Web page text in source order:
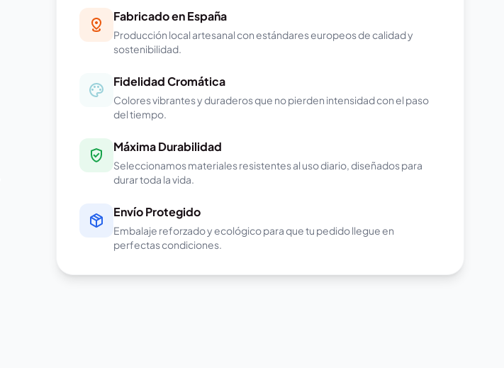
Fabricado en España
Producción local artesanal con estándares europeos de calidad y
sostenibilidad.
Fidelidad Cromática
Colores vibrantes y duraderos que no pierden intensidad con el paso
del tiempo.
Máxima Durabilidad
Seleccionamos materiales resistentes al uso diario, diseñados para
durar toda la vida.
Envío Protegido
Embalaje reforzado y ecológico para que tu pedido llegue en
perfectas condiciones.